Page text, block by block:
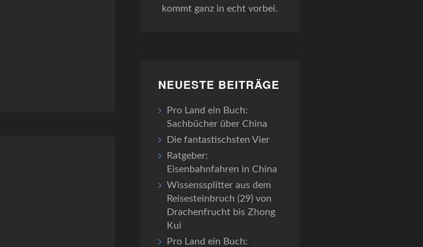
kommt ganz in echt vorbei.
NEUESTE BEITRÄGE
Pro Land ein Buch:
Sachbücher über China
Die fantastischsten Vier
Ratgeber:
Eisenbahnfahren in China
Wissenssplitter aus dem
Reisesteinbruch (29) von
Drachenfrucht bis Zhong
Kui
Pro Land ein Buch: